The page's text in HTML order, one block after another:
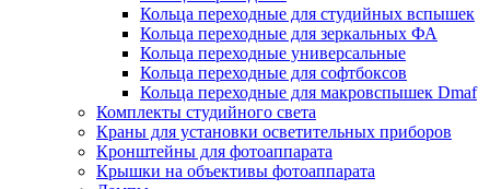
Кольца переходные для студийных вспышек
Кольца переходные для зеркальных ФА
Кольца переходные универсальные
Кольца переходные для софтбоксов
Кольца переходные для макровспышек Dmaf
Комплекты студийного света
Краны для установки осветительных приборов
Кронштейны для фотоаппарата
Крышки на объективы фотоаппарата